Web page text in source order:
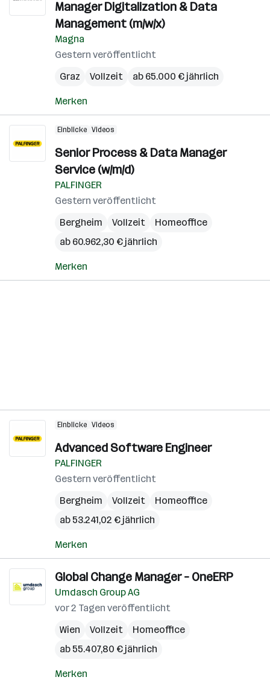
Manager Digitalization & Data
Management (m/w/x)
Magna
Gestern veröffentlicht
Graz
Vollzeit ab 65.000 € jährlich
Merken
Einblicke Videos
Senior Process & Data Manager
Service (w/m/d)
PALFINGER
Gestern veröffentlicht
Bergheim
Vollzeit
Homeoffice
ab 60.962,30 € jährlich
Merken
Einblicke Videos
Advanced Software Engineer
PALFINGER
Gestern veröffentlicht
Bergheim
Vollzeit
Homeoffice
ab 53.241,02 € jährlich
Merken
Global Change Manager – OneERP
Umdasch Group AG
vor 2 Tagen veröffentlicht
Wien
Vollzeit
Homeoffice
ab 55.407,80 € jährlich
Merken